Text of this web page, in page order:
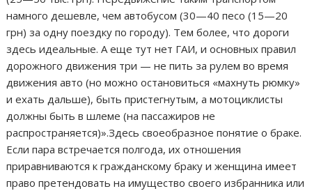
намного дешевле, чем автобусом (30—40 песо (15—20
грн) за одну поездку по городу). Тем более, что дороги
здесь идеальные. А еще тут нет ГАИ, и основных правил
дорожного движения три — не пить за рулем во время
движения авто (но можно остановиться «махнуть рюмку»
и ехать дальше), быть пристегнутым, а мотоциклисты
должны быть в шлеме (на пассажиров не
распространяется)».Здесь своеобразное понятие о браке.
Если пара встречается полгода, их отношения
приравниваются к гражданскому браку и женщина имеет
право претендовать на имущество своего избранника или